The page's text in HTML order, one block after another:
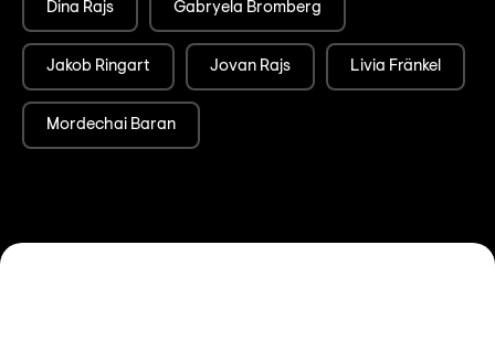
Dina Rajs Gabryela Bromberg
Jakob Ringart Jovan Rajs Livia Fränkel
Mordechai Baran